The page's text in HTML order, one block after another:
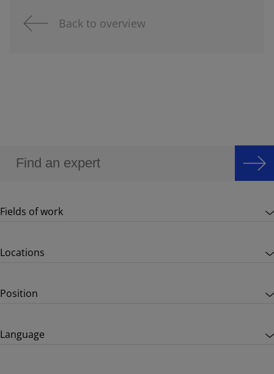
Back to overview
Fields of work
Locations
Position
Language